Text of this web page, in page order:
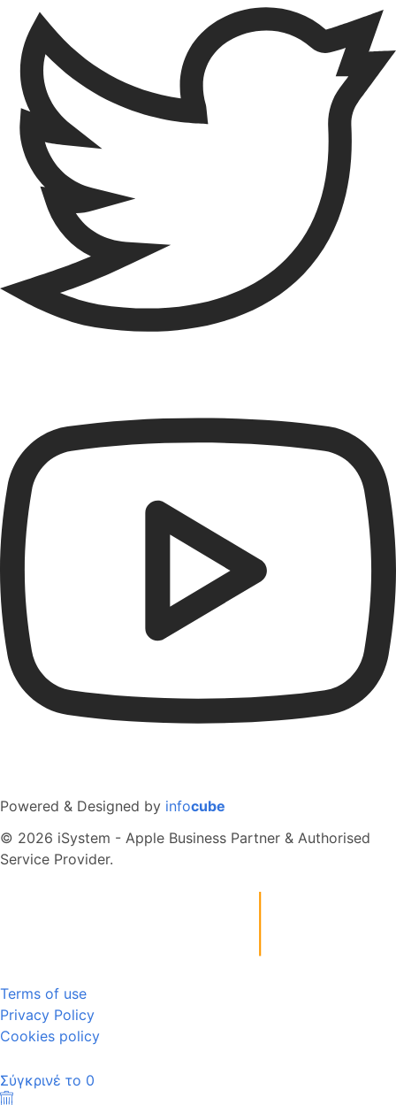
Powered & Designed by infocube
© 2026 iSystem - Apple Business Partner & Authorised
Service Provider.
Terms of use
Privacy Policy
Cookies policy
Σύγκρινέ το 0
Καθαρισμός